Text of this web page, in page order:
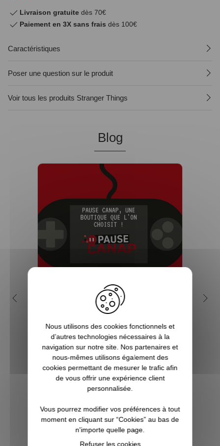
Livraison gratuite dès 70€
Paiement en 3X sans frais dès 100€
Caractéristiques
Poser une question sur le produit
Voir tous les produits Stranger Things
Blog
5 bonnes raisons de choisir
Pause Canap
Vous êtes accro aux séries télé ? Toujours
à l’affût de la sortie du prochain film de
super-héros ? Les jeux vidéo ne sont pas
qu’un simple hobby pour vous, mais une
véritable passion ? Alors vous êtes, ici, sur
Pause Canap, à l’endro...
VOIR L'ARTICLE
Nous utilisons des cookies fonctionnels et
d’autres technologies nécessaires à la
navigation sur notre site. Nos partenaires et
nous-mêmes utilisons également des
cookies permettant de mesurer le trafic afin
de vous offrir une expérience client
personnalisée.
Vous pourrez modifier vos préférences à tout
moment en cliquant sur “Cookies” au bas de
n'importe quelle page.
Refuser les cookies